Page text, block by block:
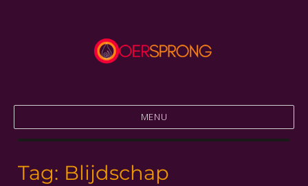
MENU
Tag: Blijdschap